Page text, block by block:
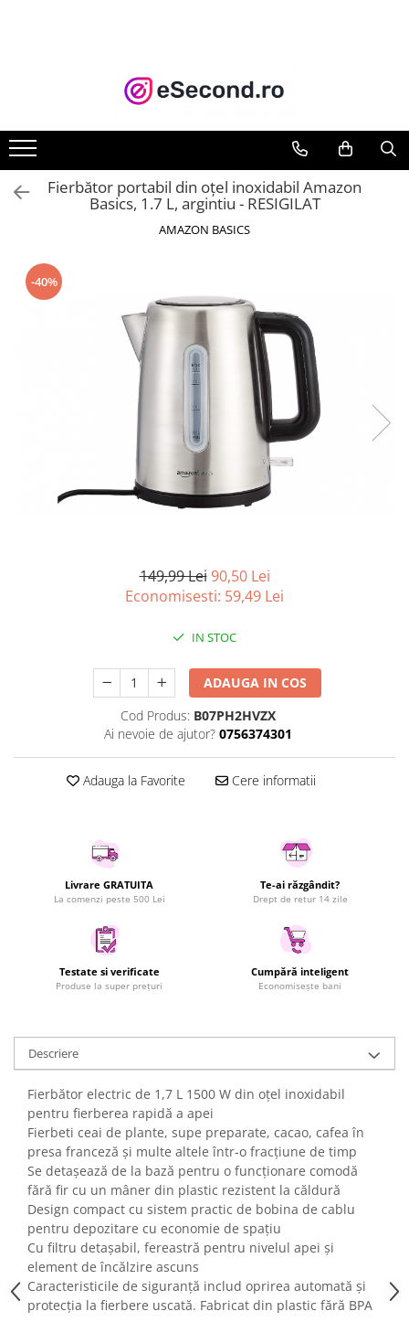
Accesorii Auto
Anvelope & Jante
Covorase auto
Echipamente pentru Atelier
Moto
Reparatii si echipamente auto
Trotinete electrice
Casa, Gradina & Bricolaj
Curatenie si intretinere
Hobby-uri creative
Organizare si depozitare
Scule electrice si unelte
Sisteme Incalzire
Uscatoare rufe
Utilaje si materiale de constructii
Laptop, Tablete & Telefoane
Laptopuri si Accesorii
Wearable & Gadgeturi
Accesorii si piese masini spalat
rufe si uscatoare
vase
Aparate Frigorifice
Aparate Racire Aer
Aragaze si cuptoare cu microunde
Climatizare & sisteme de incalzire
Electrocasnice pentru Bucatarie
Fiare de calcat si masini de cusut
Ingrijire Locuinta
Purificatoare de aer
Fashion
Fierbător portabil din oțel inoxidabil Amazon
Basics, 1.7 L, argintiu - RESIGILAT
AMAZON BASICS
-40%
149,99 Lei 90,50 Lei
Economisesti: 59,49 Lei
IN STOC
ADAUGA IN COS
Cod Produs: B07PH2HVZX
Ai nevoie de ajutor? 0756374301
Adauga la Favorite Cere informatii
Livrare GRATUITA
La comenzi peste 500 Lei
Te-ai răzgândit?
Drept de retur 14 zile
Testate si verificate
Produse la super prețuri
Cumpără inteligent
Economisește bani
Descriere
Fierbător electric de 1,7 L 1500 W din oțel inoxidabil
pentru fierberea rapidă a apei
Fierbeti ceai de plante, supe preparate, cacao, cafea în
presa franceză și multe altele într-o fracțiune de timp
Se detașează de la bază pentru o funcționare comodă
fără fir cu un mâner din plastic rezistent la căldură
Design compact cu sistem practic de bobina de cablu
pentru depozitare cu economie de spațiu
Cu filtru detașabil, fereastră pentru nivelul apei și
element de încălzire ascuns
Caracteristicile de siguranță includ oprirea automată și
protecția la fierbere uscată. Fabricat din plastic fără BPA